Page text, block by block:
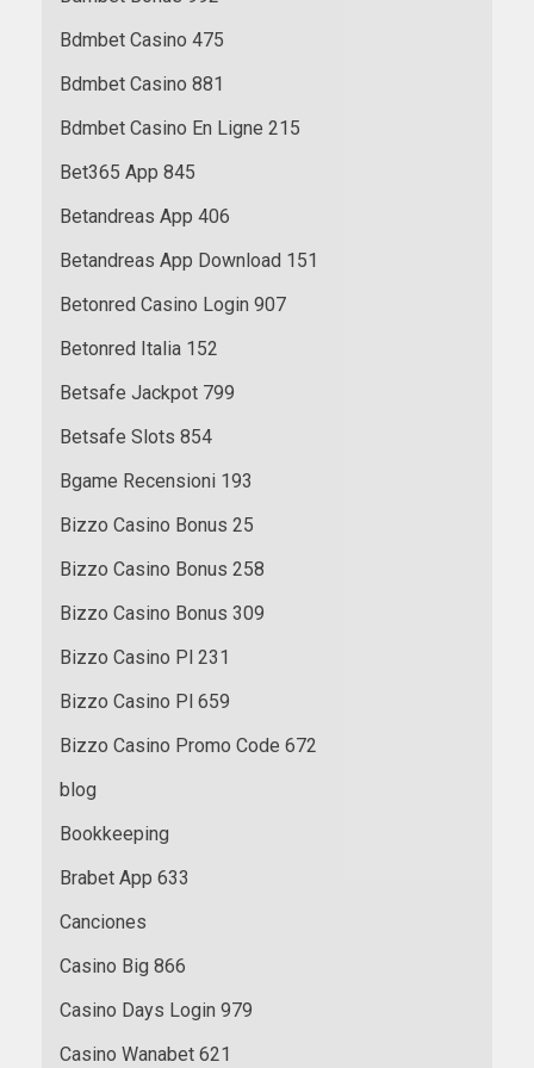
Bdmbet Casino 475
Bdmbet Casino 881
Bdmbet Casino En Ligne 215
Bet365 App 845
Betandreas App 406
Betandreas App Download 151
Betonred Casino Login 907
Betonred Italia 152
Betsafe Jackpot 799
Betsafe Slots 854
Bgame Recensioni 193
Bizzo Casino Bonus 25
Bizzo Casino Bonus 258
Bizzo Casino Bonus 309
Bizzo Casino Pl 231
Bizzo Casino Pl 659
Bizzo Casino Promo Code 672
blog
Bookkeeping
Brabet App 633
Canciones
Casino Big 866
Casino Days Login 979
Casino Wanabet 621